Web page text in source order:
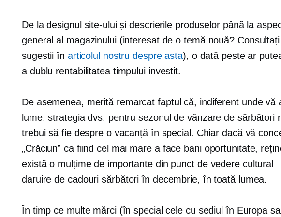
De la designul site-ului și descrierile produselor până la
general al magazinului (interesat de o temă nouă?
sugestii în articolul nostru despre asta), o dată peste ar
a dublu rentabilitatea timpului investit.
De asemenea, merită remarcat faptul că, indiferent unde vă
lume, strategia dvs. pentru sezonul de vânzare de sărbători
trebui să fie despre o vacanță în special. Chiar dacă vă
„Crăciun” ca fiind cel mai mare a face banioportunitate,
există o mulțime de importante din punct de vedere cultural
daruire de cadouri sărbători în decembrie, în toată lumea.
În timp ce multe mărci (în special cele cu sediul în Europa